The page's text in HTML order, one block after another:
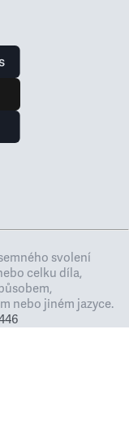
svolení
celku díla,
nebo jiném jazyce.